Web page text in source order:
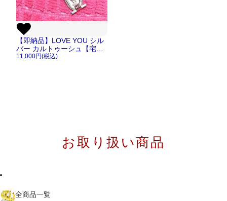
【即納品】LOVE YOU シル
バー カルトゥーシュ【宅急
便のみ】
11,000円(税込)
お取り扱い商品
全商品一覧